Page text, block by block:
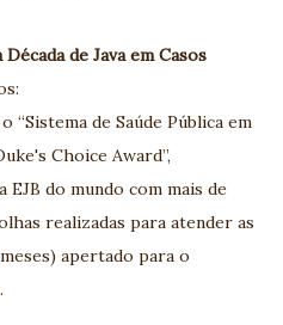
Década de Java em Casos
“Sistema de Saúde Pública em
Choice Award”,
do mundo com mais de
realizadas para atender as
apertado para o